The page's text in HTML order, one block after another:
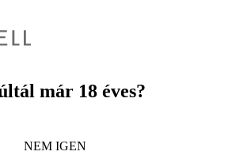
már 18 éves?
NEM IGEN